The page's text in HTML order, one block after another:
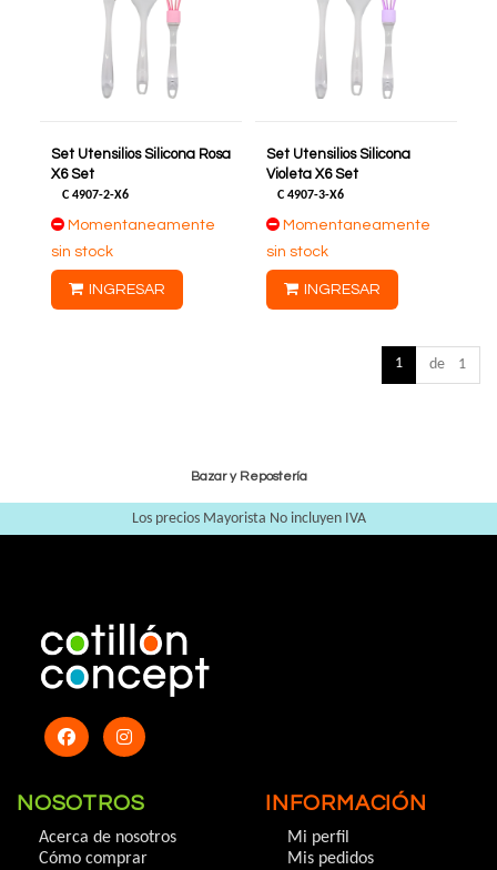
Set Utensilios Silicona Rosa
X6 Set
C 4907-2-X6
Momentaneamente
sin stock
INGRESAR
Set Utensilios Silicona
Violeta X6 Set
C 4907-3-X6
Momentaneamente
sin stock
INGRESAR
1 de 1
Bazar y Repostería
Los precios Mayorista No incluyen IVA
NOSOTROS
Acerca de nosotros
Cómo comprar
INFORMACIÓN
Mi perfil
Mis pedidos